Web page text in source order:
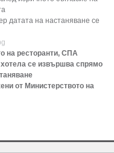
датата на настаняване се
на ресторанти, СПА
се извършва спрямо
от Министерството на